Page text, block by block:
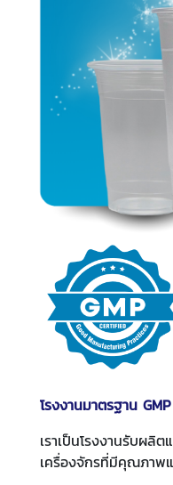
โรงงานมาตรฐาน GMP
เราเป็นโรงงานรับผ
เครื่องจักรที่มีคุณภาพ